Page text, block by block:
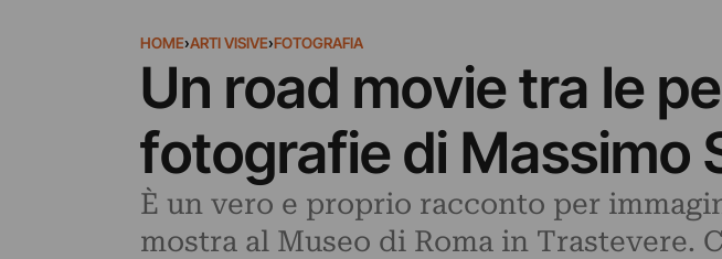
HOME›ARTI VISIVE›FOTOGRAFIA
Un road movie tra le
fotografie di Massimo
È un vero e proprio racconto per
mostra al Museo di Roma in Trastevere.